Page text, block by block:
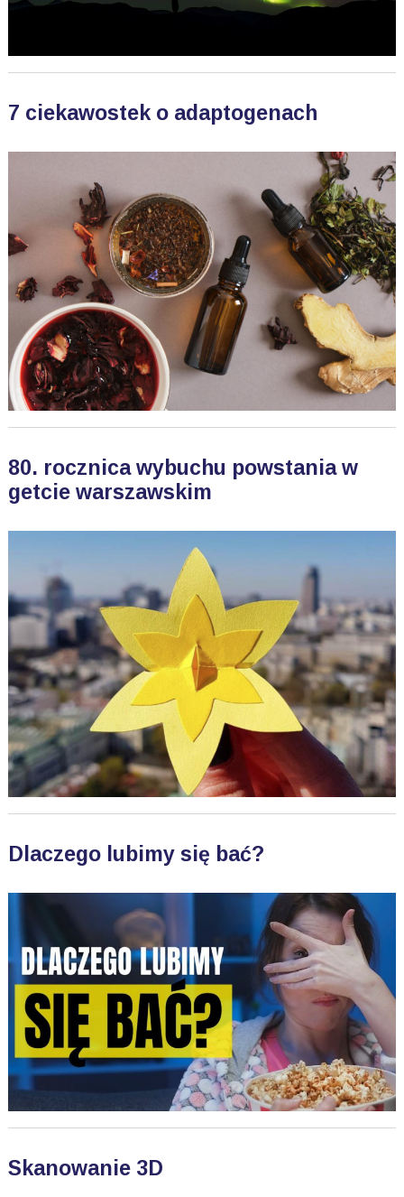
7 ciekawostek o adaptogenach
80. rocznica wybuchu powstania w
getcie warszawskim
Dlaczego lubimy się bać?
Skanowanie 3D